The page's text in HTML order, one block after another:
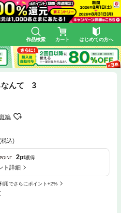
作品検索 カート はじめての方へ
なんて 3
鳩
税込)
2pt獲得
ト詳細
用でさらにポイント+2%